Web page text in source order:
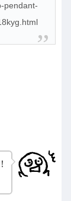
pendant-